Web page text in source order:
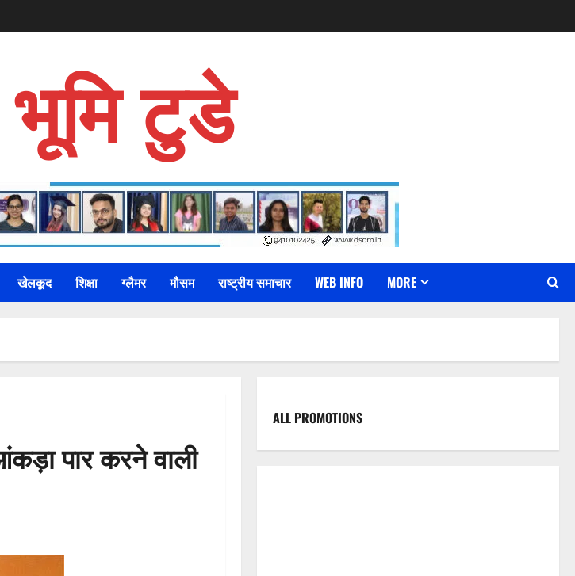
टुडे
खेलकूद शिक्षा ग्लैमर मौसम राष्ट्रीय समाचार WEB INFO MORE
पार करने वाली
ALL PROMOTIONS